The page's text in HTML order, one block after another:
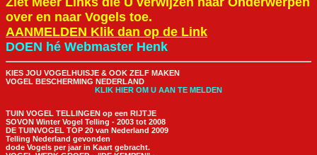
over en naar Vogels toe.
AANMELDEN Klik dan op de Link
DOEN hé Webmaster Henk
KIES JOU VOGELHUISJE & OOK ZELF MAKEN
VOGEL BESCHERMING NEDERLAND
KLIK HIER OM U AAN TE MELDEN
TUIN VOGEL TELLINGEN op een RIJTJE
SOVON Winter Vogel Telling - 2003 tot 2008
DE TUINVOGEL TOP 20 van Nederland 2009
Telling Nederland gevonden
dode Vogels per jaar in Kaart gebracht.